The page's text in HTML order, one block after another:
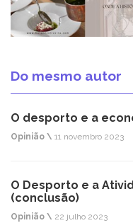
Do mesmo autor
O desporto e a
Opinião \ 11 novembro 2023
O Desporto e a
(conclusão)
Opinião \ 22 julho 2023